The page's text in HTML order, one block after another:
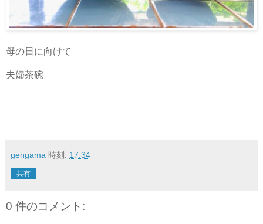
母の日に向けて
夫婦茶碗
gengama 時刻: 17:34
共有
0 件のコメント: